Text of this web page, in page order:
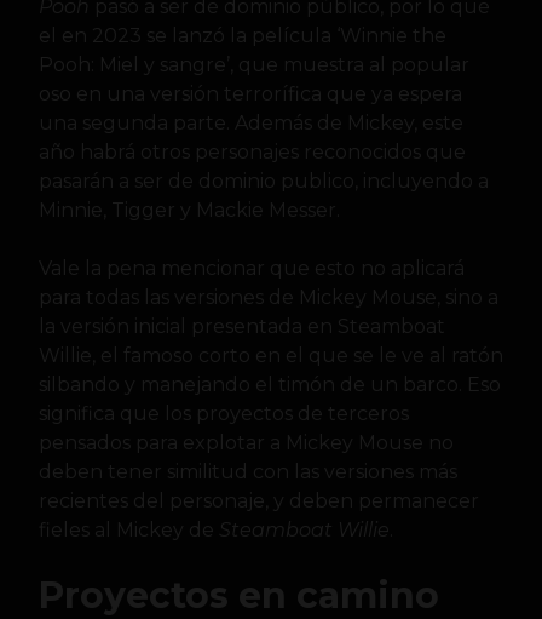
Pooh pasó a ser de dominio público, por lo que
el en 2023 se lanzó la película ‘Winnie the
Pooh: Miel y sangre’, que muestra al popular
oso en una versión terrorífica que ya espera
una segunda parte. Además de Mickey, este
año habrá otros personajes reconocidos que
pasarán a ser de dominio publico, incluyendo a
Minnie, Tigger y Mackie Messer.
Vale la pena mencionar que esto no aplicará
para todas las versiones de Mickey Mouse, sino a
la versión inicial presentada en Steamboat
Willie, el famoso corto en el que se le ve al ratón
silbando y manejando el timón de un barco. Eso
significa que los proyectos de terceros
pensados para explotar a Mickey Mouse no
deben tener similitud con las versiones más
recientes del personaje, y deben permanecer
fieles al Mickey de Steamboat Willie
Proyectos en camino